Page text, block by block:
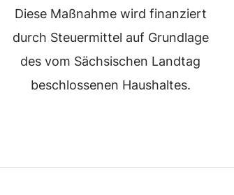
Diese Maßnahme wird finanziert
durch Steuermittel auf Grundlage
des vom Sächsischen Landtag
beschlossenen Haushaltes.